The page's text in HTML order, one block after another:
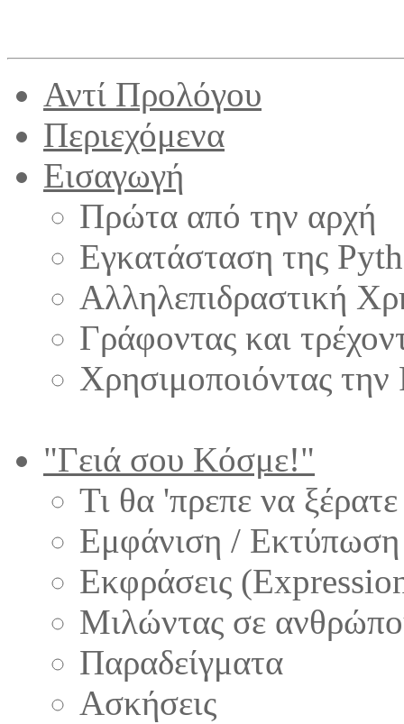
Αντί Προλόγου
Περιεχόμενα
Εισαγωγή
Πρώτα από την αρχή
Εγκατάσταση της
Αλληλεπιδραστική
Γράφοντας και
Χρησιμοποιόντας
"Γειά σου Κόσμε!"
Τι θα 'πρεπε να ξέρατε
Εμφάνιση /
Εκφράσεις
Μιλώντας σε
Παραδείγματα
Ασκήσεις